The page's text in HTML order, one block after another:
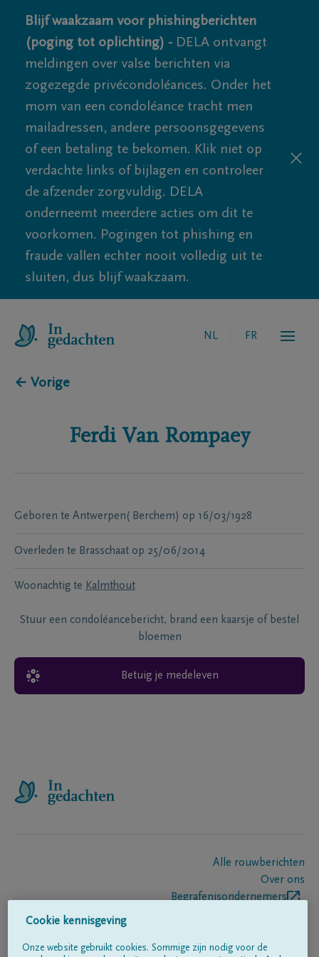
Blijf waakzaam voor phishingberichten
(poging tot oplichting) - DELA ontvangt
meldingen over valse berichten via
zogezegde privécondoléances. Onder het
mom van een condoléance tracht men
mailadressen, andere persoonsgegevens
of een betaling te bekomen. Klik niet op
verdachte links of bijlagen en controleer
de afzender zorgvuldig. DELA
onderneemt meerdere acties om dit te
voorkomen. Pogingen tot phishing en
fraude vallen echter nooit volledig uit te
sluiten, dus blijf waakzaam.
NL FR
← Vorige
Ferdi Van Rompaey
Geboren te Antwerpen( Berchem) op 16/03/1928
Overleden te Brasschaat op 25/06/2014
Woonachtig te Kalmthout
Stuur een condoléancebericht, brand een kaarsje of bestel
bloemen
Betuig je medeleven
Alle rouwberichten
Over ons
Begrafenisondernemers
Cookie kennisgeving
Onze website gebruikt cookies. Sommige zijn nodig voor de